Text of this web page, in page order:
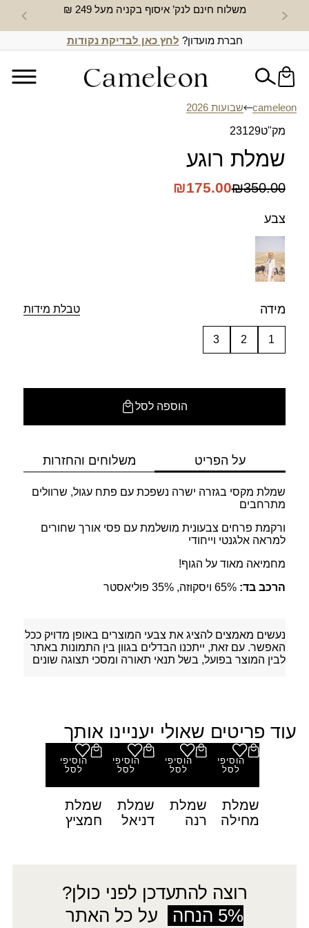
משלוח חינם לנק’ איסוף בקניה מעל 249 ₪ חדש
חברת מועדון? לחץ כאן לבדיקת נקודות
cameleon
שבועות 2026
מק"ט23129
שמלת רוגע
₪350.00
₪175.00
צבע
מידה טבלת מידות
1
2
3
הוספה לסל
על הפריט משלוחים והחזרות
שמלת מקסי בגזרה ישרה נשפכת עם פתח עגול, שרוולים
מתרחבים
ורקמת פרחים צבעונית מושלמת עם פסי אורך שחורים
למראה אלגנטי וייחודי
מחמיאה מאוד על הגוף!
הרכב בד:
נעשים מאמצים להציג את צבעי המוצרים באופן מדויק ככל
האפשר. עם זאת, ייתכנו הבדלים בגוון בין התמונות באתר
לבין המוצר בפועל, בשל תנאי תאורה ומסכי תצוגה שונים
עוד פריטים שאולי יעניינו אותך
הוסיפי
לסל
שמלת
מחילה
הוסיפי
לסל
שמלת
רנה
הוסיפי
לסל
שמלת
דניאל
הוסיפי
לסל
שמלת
חמציץ
רוצה להתעדכן לפני כולן?
5% הנחה
על כל האתר